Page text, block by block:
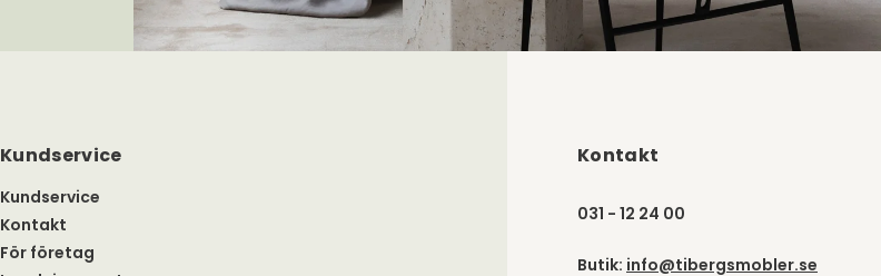
Kundservice
Kundservice
Kontakt
För företag
Kontakt
031 - 12 24 00
Butik: info@tibergsmobler.se